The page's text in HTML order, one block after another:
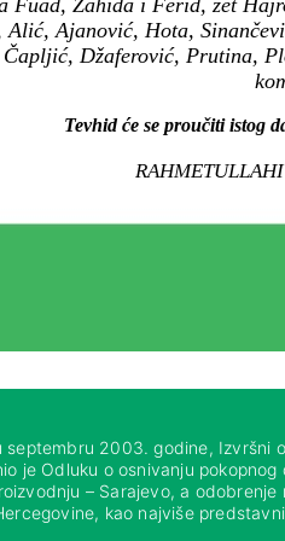
Fuad, Zahida i Ferid, zet
Alić, Ajanović, Hota,
Džaferović, Prutina,
Tevhid će se proučiti istog
septembru 2003. godine, Izvršni
je Odluku o osnivanju pokopnog
– Sarajevo, a odobrenje
kao najviše